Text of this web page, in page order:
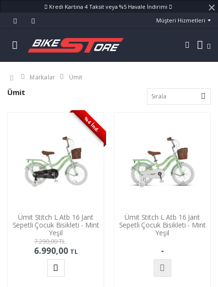
Kredi Kartına 4 Taksit veya %5 Havale İndirimi ×
Müşteri Hizmetleri
Markalar Ümit
Ümit
%4 İnd.
Ümit Stitch L Atb 16 Jant
Sepetli Çocuk Bisikleti - Mint
Yeşil
7.290,00TL
6.990,00 TL
Ümit Stitch L Atb 16 Jant
Sepetli Çocuk Bisikleti - Mint
Yeşil
-